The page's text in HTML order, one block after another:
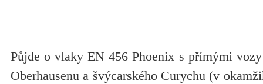
Půjde o vlaky EN 456 Phoenix s přímými
Oberhausenu a švýcarského Curychu (v